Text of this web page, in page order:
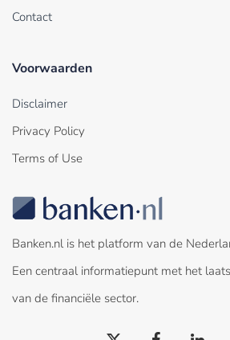
Contact
Voorwaarden
Disclaimer
Privacy Policy
Terms of Use
Banken.nl is het platform van de
Een centraal informatiepunt met het
van de financiële sector.